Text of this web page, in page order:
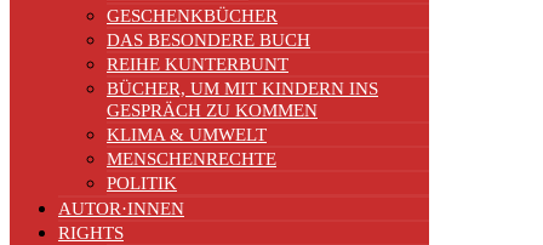
GESCHENKBÜCHER
DAS BESONDERE BUCH
REIHE KUNTERBUNT
BÜCHER, UM MIT KINDERN INS
GESPRÄCH ZU KOMMEN
KLIMA & UMWELT
MENSCHENRECHTE
POLITIK
AUTOR·INNEN
RIGHTS